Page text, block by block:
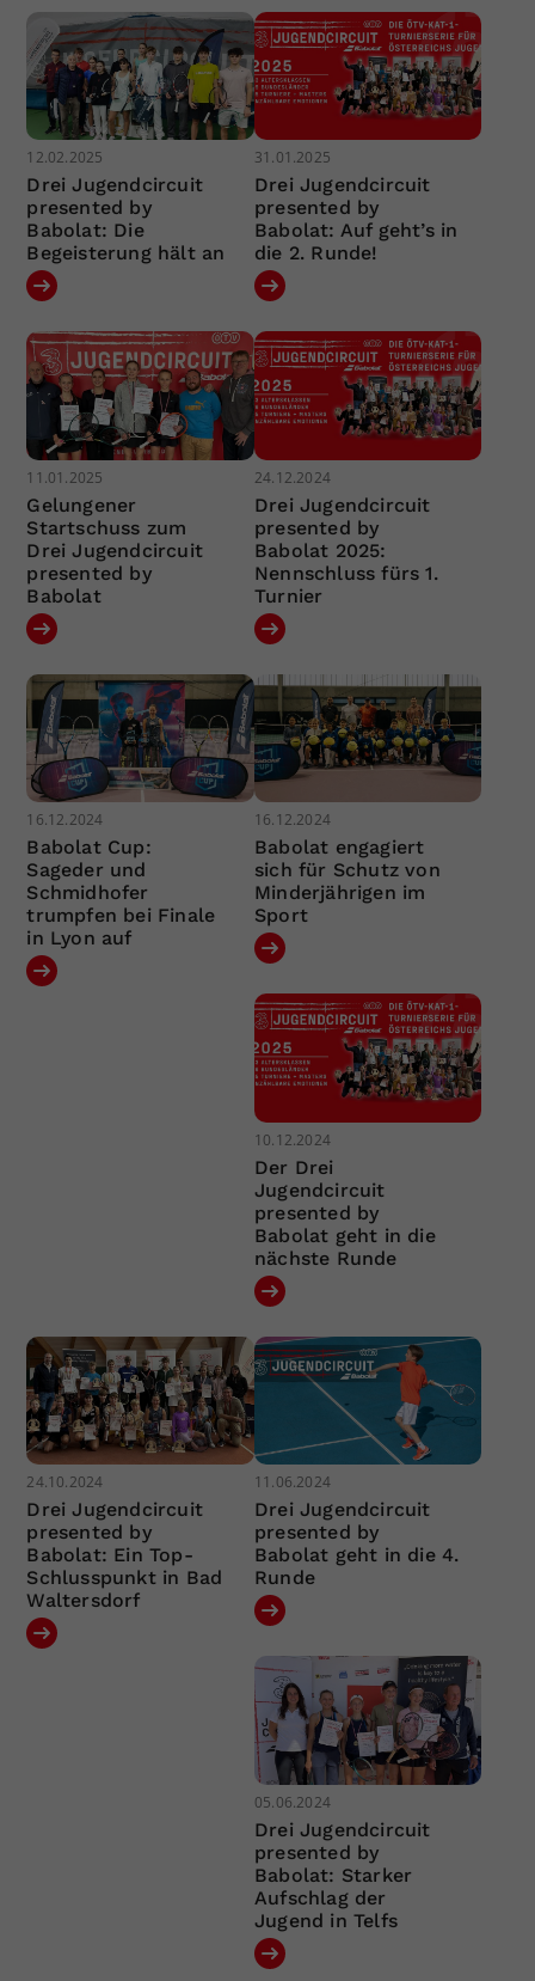
12.02.2025
Drei Jugendcircuit
presented by
Babolat: Die
Begeisterung hält an
31.01.2025
Drei Jugendcircuit
presented by
Babolat: Auf geht’s in
die 2. Runde!
11.01.2025
Gelungener
Startschuss zum
Drei Jugendcircuit
presented by
Babolat
24.12.2024
Drei Jugendcircuit
presented by
Babolat 2025:
Nennschluss fürs 1.
Turnier
16.12.2024
Babolat Cup:
Sageder und
Schmidhofer
trumpfen bei Finale
in Lyon auf
16.12.2024
Babolat engagiert
sich für Schutz von
Minderjährigen im
Sport
10.12.2024
Der Drei
Jugendcircuit
presented by
Babolat geht in die
nächste Runde
24.10.2024
Drei Jugendcircuit
presented by
Babolat: Ein Top-
Schlusspunkt in Bad
Waltersdorf
11.06.2024
Drei Jugendcircuit
presented by
Babolat geht in die 4.
Runde
05.06.2024
Drei Jugendcircuit
presented by
Babolat: Starker
Aufschlag der
Jugend in Telfs